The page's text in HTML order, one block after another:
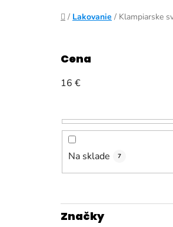
Domov
/ Lakovanie / Klampiarske
Cena
16 €
Na sklade 7
Značky